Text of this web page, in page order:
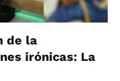
de la
irónicas: La